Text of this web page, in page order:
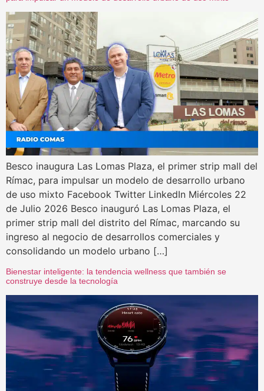
Besco inaugura Las Lomas Plaza, el primer strip mall del
Rímac, para impulsar un modelo de desarrollo urbano
de uso mixto Facebook Twitter LinkedIn Miércoles 22
de Julio 2026 Besco inauguró Las Lomas Plaza, el
primer strip mall del distrito del Rímac, marcando su
ingreso al negocio de desarrollos comerciales y
consolidando un modelo urbano […]
Bienestar inteligente: la tendencia wellness que también se
construye desde la tecnología